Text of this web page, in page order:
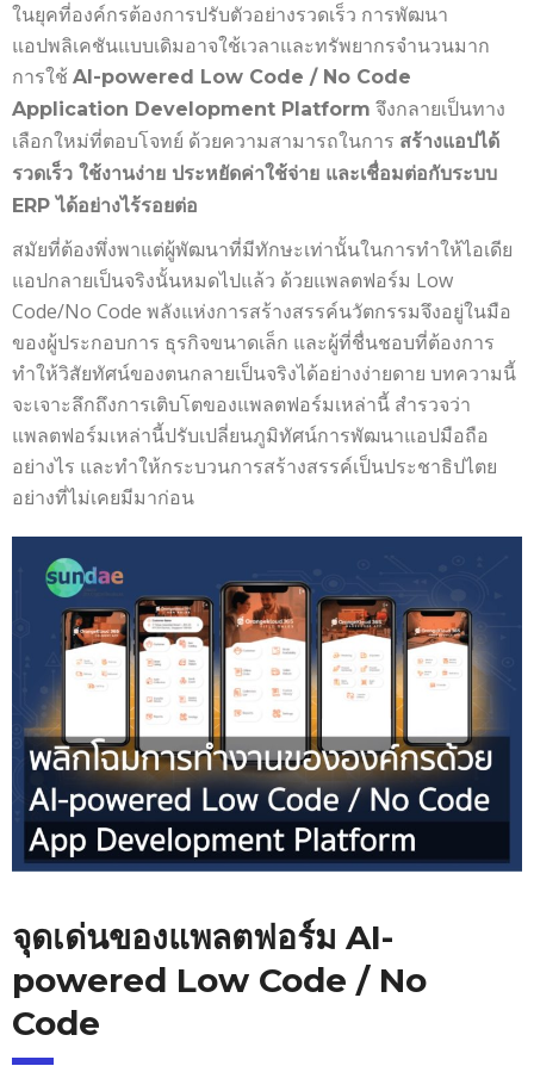
ในยุคที่องค์กรต้องการปรับตัวอย่างรวดเร็ว การพัฒนา
แอปพลิเคชันแบบเดิมอาจใช้เวลาและทรัพยากรจำนวนมาก
การใช้ AI-powered Low Code / No Code
Application Development Platform จึงกลายเป็นทาง
เลือกใหม่ที่ตอบโจทย์ ด้วยความสามารถในการ สร้างแอปได้
รวดเร็ว ใช้งานง่าย ประหยัดค่าใช้จ่าย และเชื่อมต่อกับระบบ
ERP ได้อย่างไร้รอยต่อ
สมัยที่ต้องพึ่งพาแต่ผู้พัฒนาที่มีทักษะเท่านั้นในการทำให้ไอเดีย
แอปกลายเป็นจริงนั้นหมดไปแล้ว ด้วยแพลตฟอร์ม Low
Code/No Code พลังแห่งการสร้างสรรค์นวัตกรรมจึงอยู่ในมือ
ของผู้ประกอบการ ธุรกิจขนาดเล็ก และผู้ที่ชื่นชอบที่ต้องการ
ทำให้วิสัยทัศน์ของตนกลายเป็นจริงได้อย่างง่ายดาย บทความนี้
จะเจาะลึกถึงการเติบโตของแพลตฟอร์มเหล่านี้ สำรวจว่า
แพลตฟอร์มเหล่านี้ปรับเปลี่ยนภูมิทัศน์การพัฒนาแอปมือถือ
อย่างไร และทำให้กระบวนการสร้างสรรค์เป็นประชาธิปไตย
อย่างที่ไม่เคยมีมาก่อน
จุดเด่นของแพลตฟอร์ม AI-
powered Low Code / No
Code